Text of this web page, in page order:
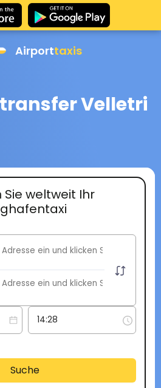
Airporttaxis
Velletri
Sie weltweit Ihr
Suche